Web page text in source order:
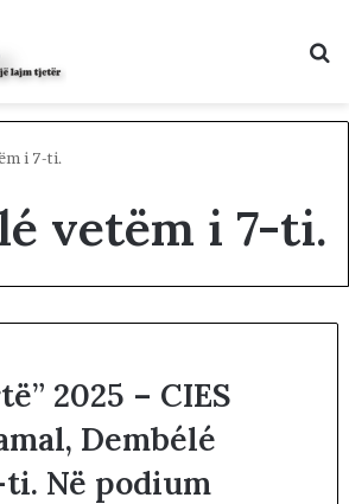
i 7-ti.
vetëm i 7-ti.
2025 – CIES
Dembélé
Në podium